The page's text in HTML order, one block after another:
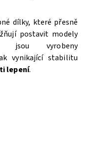
dílky, které přesně
postavit modely
jsou vyrobeny
vynikající stabilitu
lepení.